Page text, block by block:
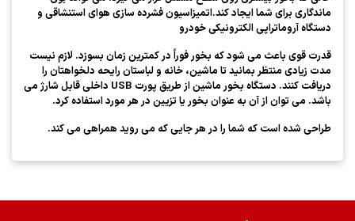
ماندگاری برای شما ایجاد کند.اتمیزاسیون فشرده سازی هوای استنشاقی و
دستگاه آروماتراپی الکترونیکی خودرو
قدرت قوی باعث می شود که بخور فوراً در کمترین زمان بسوزد. لازم نیست
مدت زیادی منتظر بمانید تا ماشین، خانه و لباستان رایحه دلخواهتان را
دریافت کنند. دستگاه بخور ماشین از طریق پورت USB داخلی قابل شارژ می
باشد. می توان از آن به عنوان بخور یا تزیین در هر مورد استفاده کرد.
طراحی شده است که شما را در هر جایی که می روید همراهی می کند.